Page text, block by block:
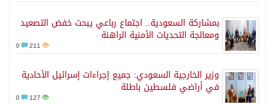
بمشاركة السعودية.. اجتماع رباعي يبحث خفض التصعيد
ومعالجة التحديات الأمنية الراهنة
211
وزير الخارجية السعودي: جميع إجراءات إسرائيل الأحادية
في أراضي فلسطين باطلة
127